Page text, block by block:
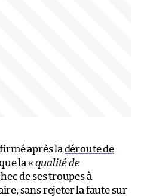
après la déroute de
la « qualité de
de ses troupes à
sans rejeter la faute sur